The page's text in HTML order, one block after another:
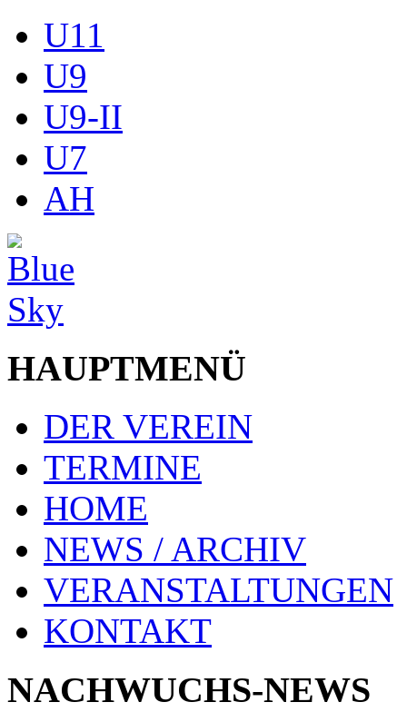
U11
U9
U9-II
U7
AH
HAUPTMENÜ
DER VEREIN
TERMINE
HOME
NEWS / ARCHIV
VERANSTALTUNGEN
KONTAKT
NACHWUCHS-NEWS